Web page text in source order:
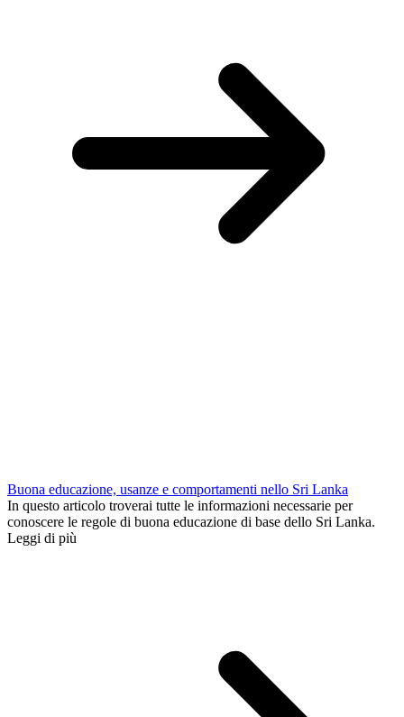
Buona educazione, usanze e comportamenti nello Sri Lanka
In questo articolo troverai tutte le informazioni necessarie per
conoscere le regole di buona educazione di base dello Sri Lanka.
Leggi di più